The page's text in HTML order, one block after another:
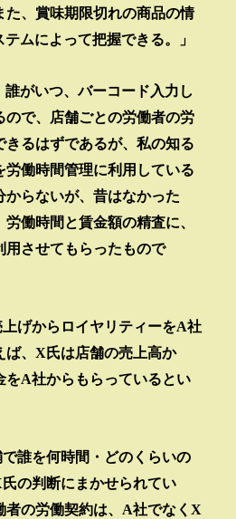
た、賞味期限切れの商品の情
テムによって把握できる。」
誰がいつ、バーコード入力し
ので、店舗ごとの労働者の労
きるはずであるが、私の知る
労働時間管理に利用している
からないが、昔はなかった
労働時間と賃金額の精査に、
用させてもらったもので
げからロイヤリティーをA社
ば、X 氏は店舗の売上高か
をA社からもらっているとい
誰を何時間・どのくらいの
氏の判断にまかせられてい
の労働契約は、 A社でなくX